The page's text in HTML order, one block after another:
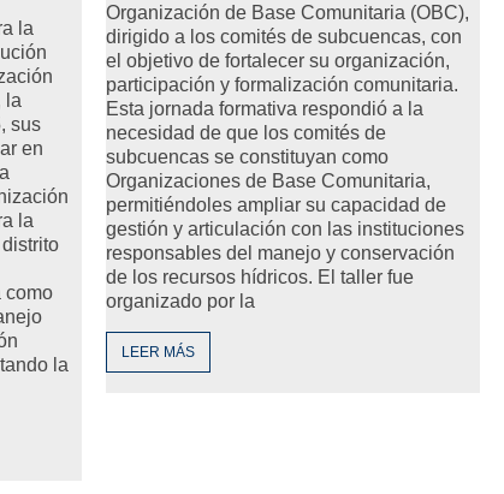
la
la
sus
en
la
como
la
Organización de Base Comunitaria (OBC),
dirigido a los comités de subcuencas, con
el objetivo de fortalecer su organización,
participación y formalización comunitaria.
Esta jornada formativa respondió a la
necesidad de que los comités de
subcuencas se constituyan como
Organizaciones de Base Comunitaria,
permitiéndoles ampliar su capacidad de
gestión y articulación con las instituciones
responsables del manejo y conservación
de los recursos hídricos. El taller fue
organizado por la
LEER MÁS